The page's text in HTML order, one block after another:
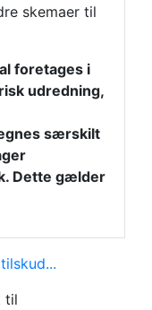
skemaer til
foretages i
udredning,
særskilt
Dette gælder
til